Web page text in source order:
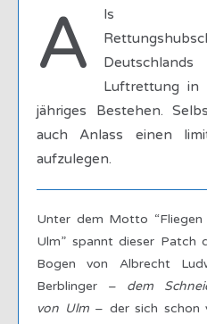
A
ls
Luftrettung in
jähriges Bestehen.
auch Anlass einen
aufzulegen.
Unter dem Motto “Fliegen
Ulm” spannt dieser Patch
Bogen von Albrecht
Berblinger – dem
von Ulm– der sich schon